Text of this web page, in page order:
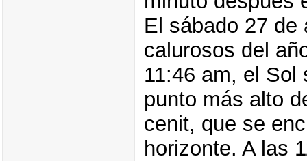
El sábado 27
calurosos del
11:46 am, el Sol
punto más alto
cenit, que se
horizonte. A las